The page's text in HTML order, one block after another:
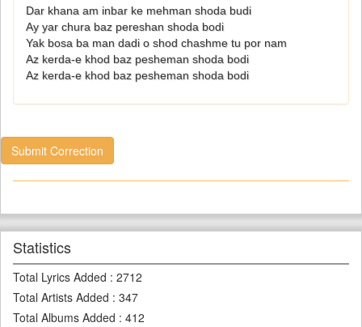
Dar khana am inbar ke mehman shoda budi
Ay yar chura baz pereshan shoda bodi
Yak bosa ba man dadi o shod chashme tu por nam
Az kerda-e khod baz pesheman shoda bodi
Az kerda-e khod baz pesheman shoda bodi
Submit Correction
Statistics
Total Lyrics Added : 2712
Total Artists Added : 347
Total Albums Added : 412